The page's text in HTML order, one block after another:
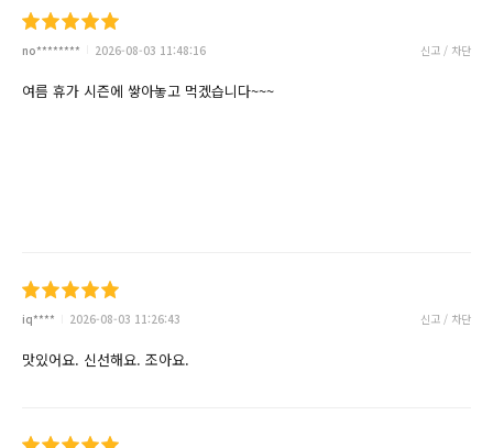
no******** 2026-08-03 11:48:16 신고 / 차단
여름 휴가 시즌에 쌓아놓고 먹겠습니다~~~
iq**** 2026-08-03 11:26:43 신고 / 차단
맛있어요. 신선해요. 조아요.